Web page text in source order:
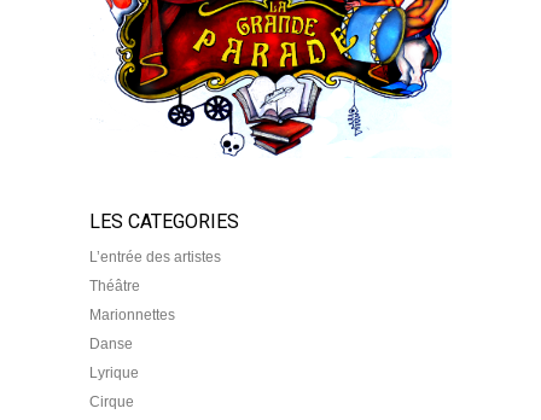
LES CATEGORIES
L’entrée des artistes
Théâtre
Marionnettes
Danse
Lyrique
Cirque